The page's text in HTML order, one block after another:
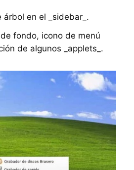
en el _sidebar_.
fondo, icono de menú
de algunos _applets_.